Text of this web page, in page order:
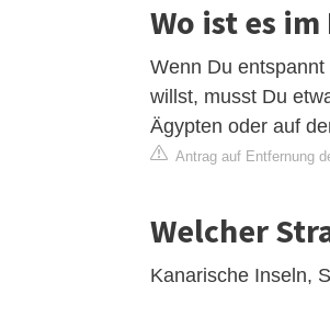
Wo ist es
Wenn Du
willst, musst Du
Ägypten oder auf
Antrag auf Entfernung
Welcher
Kanarische Inseln,